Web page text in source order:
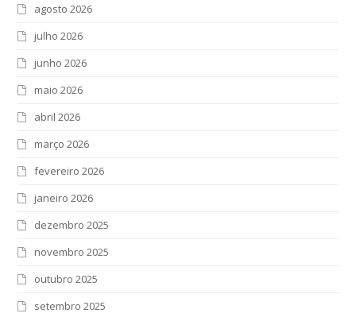
agosto 2026
julho 2026
junho 2026
maio 2026
abril 2026
março 2026
fevereiro 2026
janeiro 2026
dezembro 2025
novembro 2025
outubro 2025
setembro 2025